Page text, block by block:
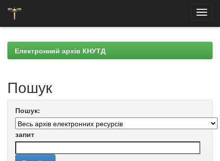
navigationЕлектронний архів КНУТД
Пошук
Пошук:
запит